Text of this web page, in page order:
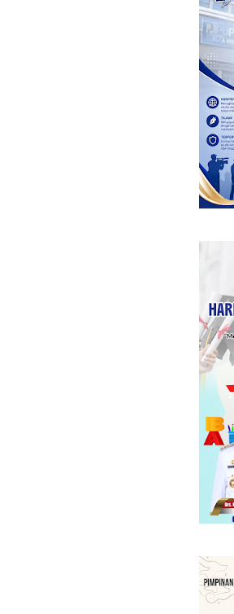
SEMOGA BERMANFAAT